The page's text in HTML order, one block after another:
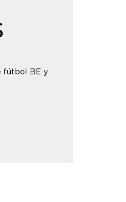
fútbol BE y